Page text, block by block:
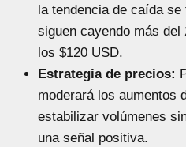
la tendencia de caída
siguen cayendo más
los $120 USD.
Estrategia de precios:
moderará los aumentos
estabilizar volúmenes
una señal positiva.